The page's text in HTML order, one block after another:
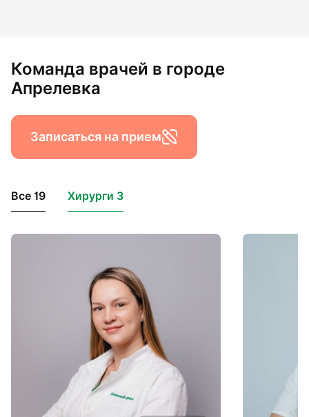
Команда врачей в городе
Апрелевка
Записаться на прием
Все 19 Хирурги 3